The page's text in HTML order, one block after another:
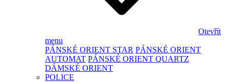
Otevřít
menu
PÁNSKÉ ORIENT STAR PÁNSKÉ ORIENT
AUTOMAT PÁNSKÉ ORIENT QUARTZ
DÁMSKÉ ORIENT
POLICE